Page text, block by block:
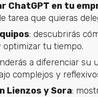
ChatGPT en tu
tarea que quieras
: descubrirás
optimizar tu tiempo.
a diferenciar su
complejos y
Lienzos y Sora: